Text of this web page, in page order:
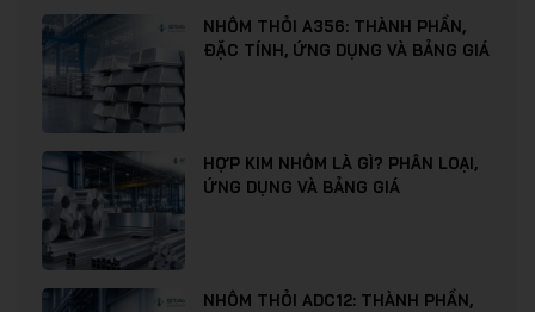
NHÔM THỎI A356: THÀNH PHẦN,
ĐẶC TÍNH, ỨNG DỤNG VÀ BẢNG GIÁ
HỢP KIM NHÔM LÀ GÌ? PHÂN LOẠI,
ỨNG DỤNG VÀ BẢNG GIÁ
NHÔM THỎI ADC12: THÀNH PHẦN,